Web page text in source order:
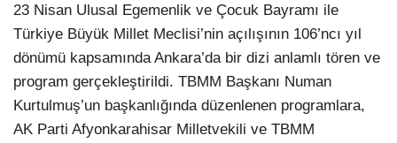
23 Nisan Ulusal Egemenlik ve Çocuk Bayramı ile
Türkiye Büyük Millet Meclisi’nin açılışının 106’ncı yıl
dönümü kapsamında Ankara’da bir dizi anlamlı tören ve
program gerçekleştirildi. TBMM Başkanı Numan
Kurtulmuş’un başkanlığında düzenlenen programlara,
AK Parti Afyonkarahisar Milletvekili ve TBMM